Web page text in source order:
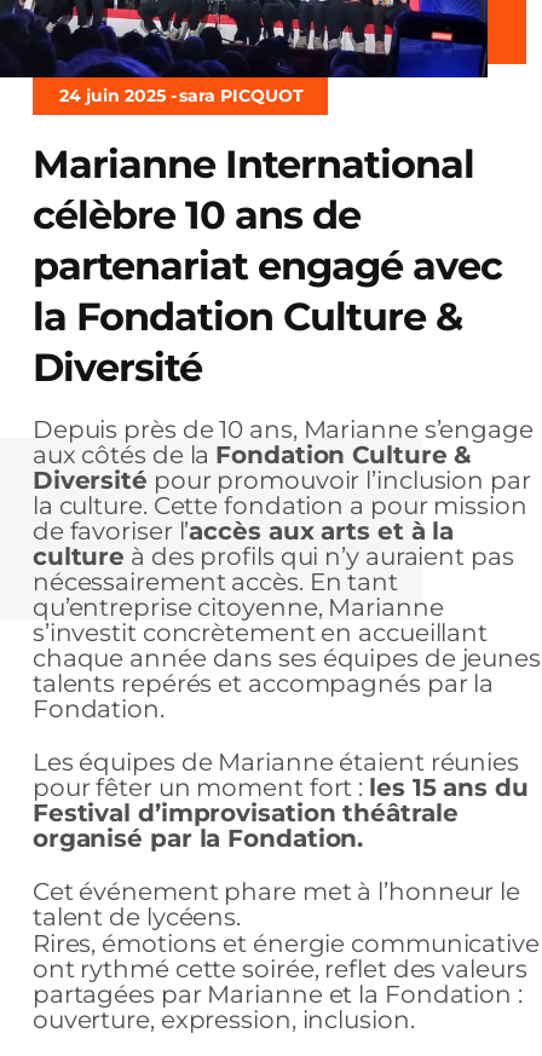
24 juin 2025 -sara PICQUOT
Marianne International
célèbre 10 ans de
partenariat engagé avec
la Fondation Culture &
Diversité
Depuis près de 10 ans, Marianne s’engage
aux côtés de la Fondation Culture &
Diversité pour promouvoir l’inclusion par
la culture. Cette fondation a pour mission
de favoriser l’accès aux arts et à la
culture à des profils qui n’y auraient pas
nécessairement accès. En tant
qu’entreprise citoyenne, Marianne
s’investit concrètement en accueillant
chaque année dans ses équipes de jeunes
talents repérés et accompagnés par la
Fondation.
Les équipes de Marianne étaient réunies
pour fêter un moment fort : les 15 ans du
Festival d’improvisation théâtrale
organisé par la Fondation.
Cet événement phare met à l’honneur le
talent de lycéens.
Rires, émotions et énergie communicative
ont rythmé cette soirée, reflet des valeurs
partagées par Marianne et la Fondation :
ouverture, expression, inclusion.